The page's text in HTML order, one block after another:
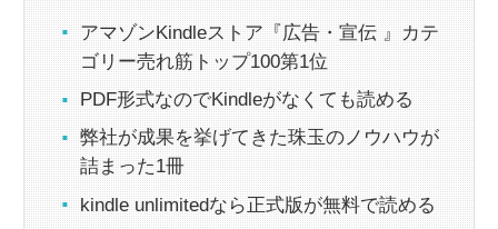
アマゾンKindleストア『広告・宣伝 』カテ
ゴリー売れ筋トップ100第1位
PDF形式なのでKindleがなくても読める
弊社が成果を挙げてきた珠玉のノウハウが
詰まった1冊
kindle unlimitedなら正式版が無料で読める